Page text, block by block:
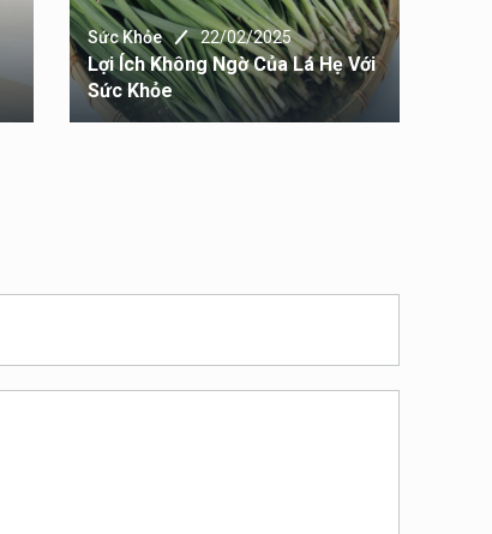
Sức Khỏe 22/02/2025
Lợi Ích Không Ngờ Của Lá Hẹ Với
Sức Khỏe